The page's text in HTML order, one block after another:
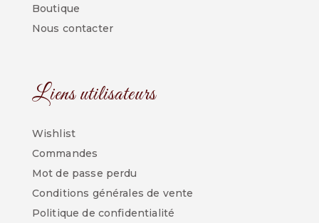
Boutique
Nous contacter
Liens utilisateurs
Wishlist
Commandes
Mot de passe perdu
Conditions générales de vente
Politique de confidentialité